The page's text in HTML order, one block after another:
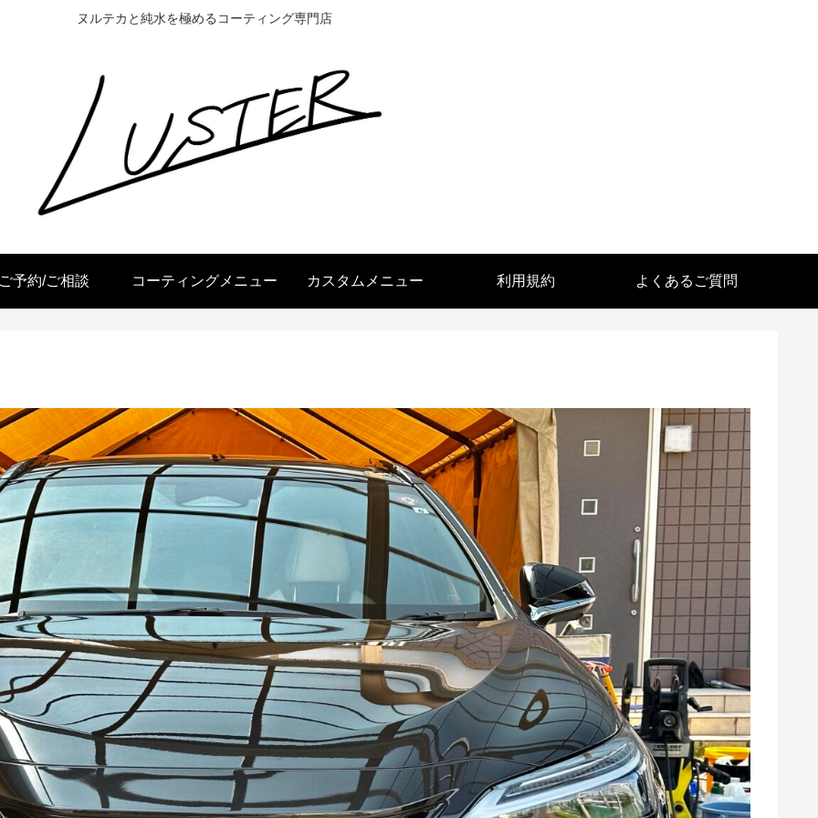
ヌルテカと純水を極めるコーティング専門店
予約/ご相談 コーティングメニュー カスタムメニュー 利用規約 よくあるご質問